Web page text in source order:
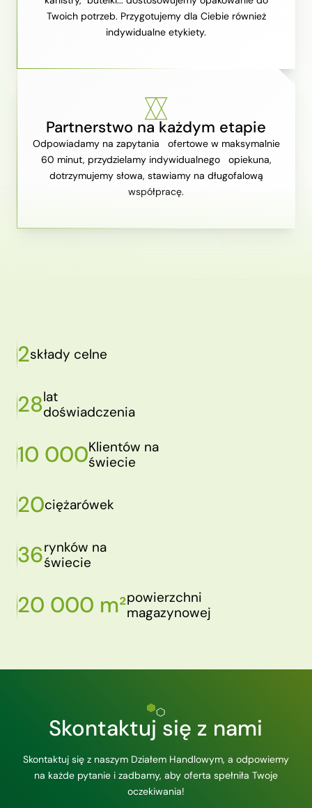
Twoich potrzeb. Przygotujemy dla Ciebie również
indywidualne etykiety.
Partnerstwo na każdym etapie
Odpowiadamy na zapytania ofertowe w maksymalnie
60 minut, przydzielamy indywidualnego opiekuna,
dotrzymujemy słowa, stawiamy na długofalową
współpracę.
2składy celne
28lat
doświadczenia
10 000Klientów na
świecie
20ciężarówek
36rynków na
świecie
20 000 m²powierzchni
magazynowej
Skontaktuj się z nami
Skontaktuj się z naszym Działem Handlowym, a odpowiemy
na każde pytanie i zadbamy, aby oferta spełniła Twoje
oczekiwania!